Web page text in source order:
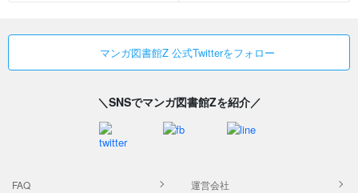
マンガ図書館Z 公式Twitterをフォロー
＼SNSでマンガ図書館Zを紹介／
FAQ 運営会社